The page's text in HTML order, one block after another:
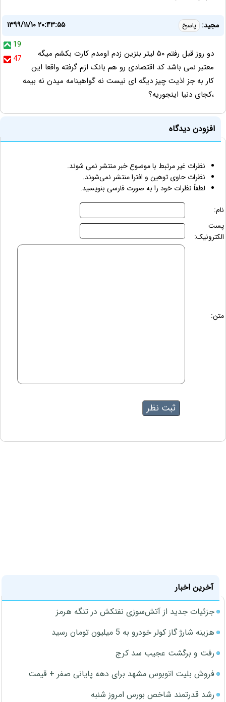
مجید: پاسخ
۱۳۹۹/۱۱/۱۰ ۲۰:۴۳:۵۵
19
47
دو روز قبل رفتم ۵۰ لیتر بنزین زدم اومدم کارت بکشم میگه
معتبر نمی باشد کد اقتصادی رو هم بانک ازم گرفته واقعا این
کار به جز اذیت چیز دیگه ای نیست نه گواهینامه میدن نه بیمه
،کجای دنیا اینجوریه؟
افزودن دیدگاه
نظرات غیر مرتبط با موضوع خبر منتشر نمی شوند.
نظرات حاوی توهین و افترا منتشر نمی‌شوند.
لطفاً نظرات خود را به صورت فارسی بنویسید.
نام:
پست
الکترونیک:
متن:
آخرین اخبار
جزئیات جدید از آتش‌سوزی نفتکش در تنگه هرمز
هزینه شارژ گاز کولر خودرو به 5 میلیون تومان رسید
رفت و برگشت عجیب سد کرج
فروش بلیت اتوبوس مشهد برای دهه پایانی صفر + قیمت
رشد قدرتمند شاخص بورس امروز شنبه